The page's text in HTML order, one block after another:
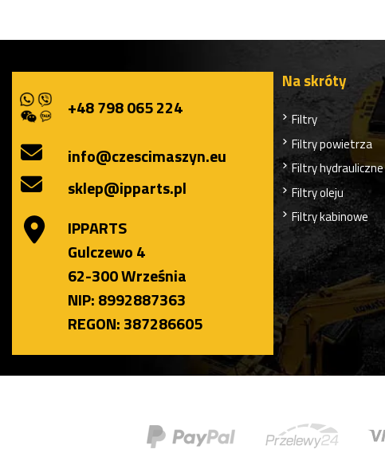
+48 798 065 224
info@czescimaszyn.eu
sklep@ipparts.pl
IPPARTS
Gulczewo 4
62-300 Września
NIP: 8992887363
REGON: 387286605
Na skróty
Filtry
Filtry powietrza
Filtry hydrauliczne
Filtry oleju
Filtry kabinowe